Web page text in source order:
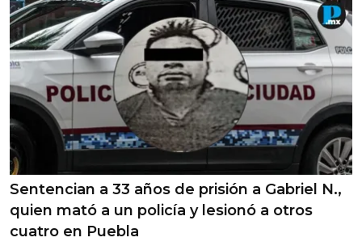
Sentencian a 33 años de prisión a Gabriel N.,
quien mató a un policía y lesionó a otros
cuatro en Puebla